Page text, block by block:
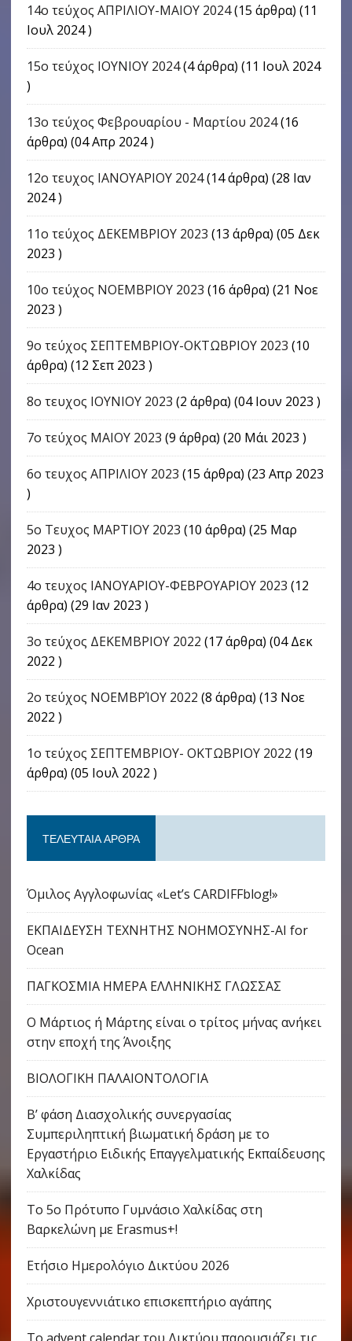
14ο τεύχος ΑΠΡΙΛΙΟΥ-ΜΑΙΟΥ 2024(15 άρθρα) (11
Ιουλ 2024 )
15ο τεύχος ΙΟΥΝΙΟΥ 2024(4 άρθρα) (11 Ιουλ 2024
)
13ο τεύχος Φεβρουαρίου - Μαρτίου 2024(16
άρθρα) (04 Απρ 2024 )
12ο τευχος ΙΑΝΟΥΑΡΙΟΥ 2024(14 άρθρα) (28 Ιαν
2024 )
11ο τεύχος ΔΕΚΕΜΒΡΙΟΥ 2023 (13 άρθρα) (05 Δεκ
2023 )
10ο τεύχος ΝΟΕΜΒΡΙΟΥ 2023 (16 άρθρα) (21 Νοε
2023 )
9o τεύχος ΣΕΠΤΕΜΒΡΙΟΥ-ΟΚΤΩΒΡΙΟΥ 2023 (10
άρθρα) (12 Σεπ 2023 )
8ο τευχος ΙΟΥΝΙΟΥ 2023 (2 άρθρα) (04 Ιουν 2023 )
7ο τεύχος ΜΑΙΟΥ 2023 (9 άρθρα) (20 Μάι 2023 )
6ο τευχος ΑΠΡΙΛΙΟΥ 2023 (15 άρθρα) (23 Απρ 2023
)
5ο Τευχος ΜΑΡΤΙΟΥ 2023 (10 άρθρα) (25 Μαρ
2023 )
4o τευχος ΙΑΝΟΥΑΡΙΟΥ-ΦΕΒΡΟΥΑΡΙΟΥ 2023 (12
άρθρα) (29 Ιαν 2023 )
3ο τεύχος ΔΕΚΕΜΒΡΙΟΥ 2022 (17 άρθρα) (04 Δεκ
2022 )
2ο τεύχος ΝΟΕΜΒΡΊΟΥ 2022 (8 άρθρα) (13 Νοε
2022 )
1ο τεύχος ΣΕΠΤΕΜΒΡΙΟΥ- ΟΚΤΩΒΡΙΟΥ 2022 (19
άρθρα) (05 Ιουλ 2022 )
ΤΕΛΕΥΤΑΊΑ ΆΡΘΡΑ
Όμιλος Αγγλοφωνίας «Let’s CARDIFFblog!»
ΕΚΠΑΙΔΕΥΣΗ ΤΕΧΝΗΤΗΣ ΝΟΗΜΟΣΥΝΗΣ-AI for
Ocean
ΠΑΓΚΟΣΜΙΑ ΗΜΕΡΑ ΕΛΛΗΝΙΚΗΣ ΓΛΩΣΣΑΣ
Ο Μάρτιος ή Μάρτης είναι ο τρίτος μήνας ανήκει
στην εποχή της Άνοιξης
ΒΙΟΛΟΓΙΚΗ ΠΑΛΑΙΟΝΤΟΛΟΓΙΑ
Β’ φάση Διασχολικής συνεργασίας
Συμπεριληπτική βιωματική δράση με το
Εργαστήριο Ειδικής Επαγγελματικής Εκπαίδευσης
Χαλκίδας
Το 5ο Πρότυπο Γυμνάσιο Χαλκίδας στη
Βαρκελώνη με Erasmus+!
Ετήσιο Ημερολόγιο Δικτύου 2026
Χριστουγεννιάτικο επισκεπτήριο αγάπης